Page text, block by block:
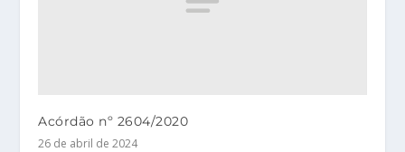
Acórdão nº 2604/2020
26 de abril de 2024